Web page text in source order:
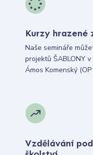
Kurzy hrazené
Naše semináře
projektů ŠABLONY
Ámos Komenský (OP
Vzdělávání